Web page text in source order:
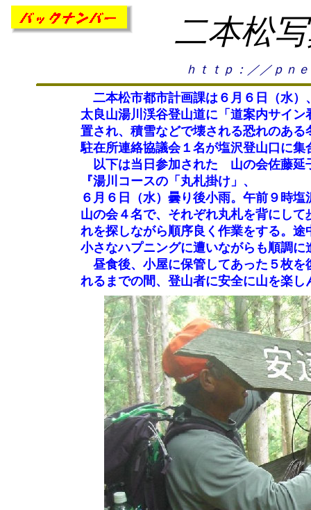
二本松
ｈｔｔｐ：／／ｐｎ
二本松市都市計画課は６月６日（水）
太良山湯川渓谷登山道に「道案内サイ
置され、積雪などで壊される恐れのあ
駐在所連絡協議会１名が塩沢登山口に
以下は当日参加された 山の会佐藤延
『湯川コースの「丸札掛け」、
６月６日（水）曇り後小雨。午前９時
山の会４名で、それぞれ丸札を背にし
れを探しながら順序良く作業をする。
小さなハプニングに遭いながらも順調
昼食後、小屋に保管してあった５枚を
れるまでの間、登山者に安全に山を楽